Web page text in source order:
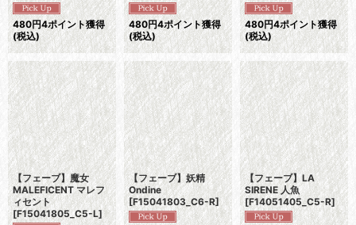
480円4ポイント獲得
(税込)
480円4ポイント獲得
(税込)
480円4ポイント獲得
(税込)
【フェーブ】魔女
MALEFICENT マレフ
ィセント
[F15041805_C5-L]
【フェーブ】妖精
Ondine
[F15041803_C6-R]
【フェーブ】LA
SIRENE 人魚
[F14051405_C5-R]